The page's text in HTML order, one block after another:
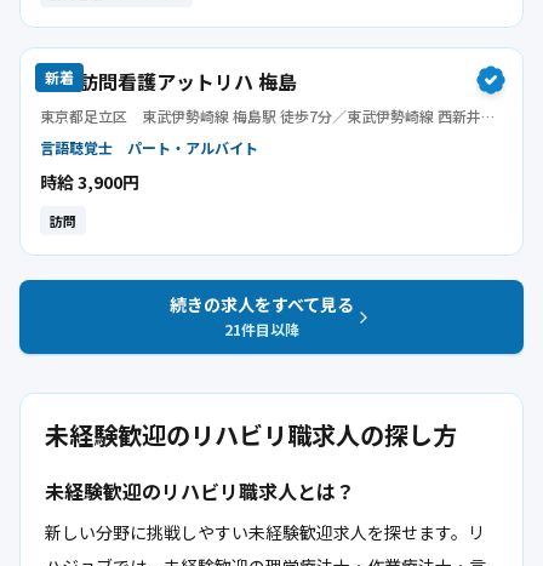
新着
指定訪問看護アットリハ 梅島
東京都足立区 東武伊勢崎線 梅島駅 徒歩7分／東武伊勢崎線 西新井駅
言語聴覚士 パート・アルバイト
時給 3,900円
訪問
続きの求人をすべて見る
21件目以降
未経験歓迎のリハビリ職求人の探し方
未経験歓迎のリハビリ職求人とは？
新しい分野に挑戦しやすい未経験歓迎求人を探せます。リ